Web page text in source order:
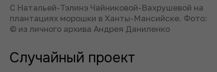
С Натальей-Тэлинэ Чайниковой-Вахрушевой на
плантациях морошки в Ханты-Мансийске. Фото:
© из личного архива Андрея Даниленко
Случайный проект